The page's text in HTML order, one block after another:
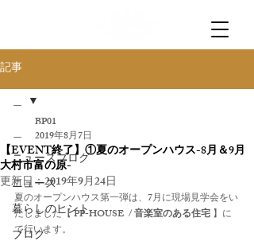
記事
＿
ニュースブログ
ニュース
暮らしのヒント
ブログ
＿
【EVENT終了】①夏のオープンハウス-8月＆9月
大村市富の原-
BP01
2019年8月7日
更新日：2019年9月24日
夏のオープンハウス第一弾は、7月に現場見学会をい
たしました【 PP-HOUSE  / 音楽室のある住宅 】に
て行います。